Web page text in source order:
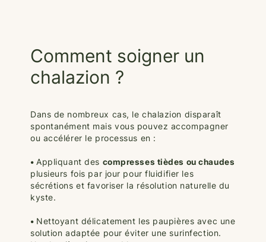
Comment soigner un
chalazion ?
Dans de nombreux cas, le chalazion disparaît
spontanément mais vous pouvez accompagner
ou accélérer le processus en :
• Appliquant des compresses tièdes ou chaudes
plusieurs fois par jour pour fluidifier les
sécrétions et favoriser la résolution naturelle du
kyste.
• Nettoyant délicatement les paupières avec une
solution adaptée pour éviter une surinfection.